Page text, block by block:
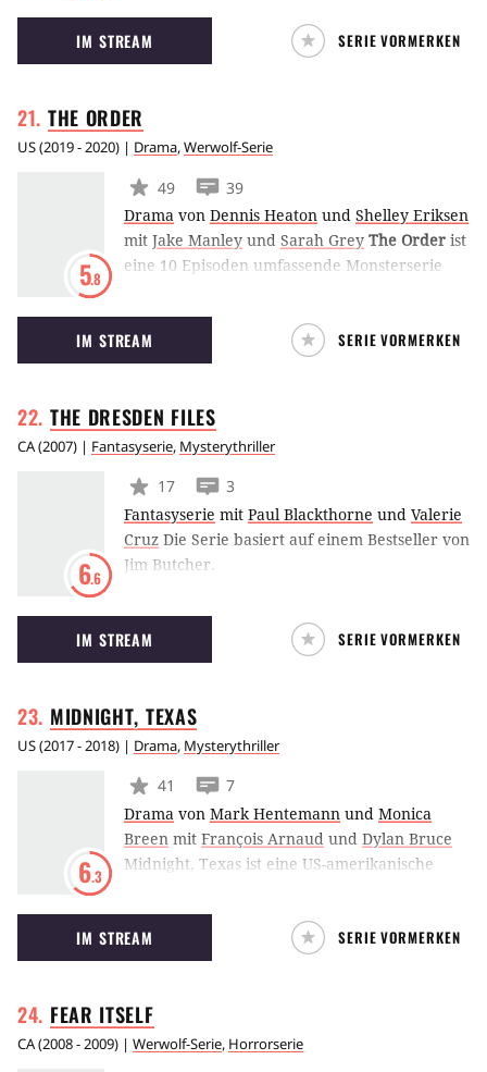
Dazu gehören auch die Eltern der 14-jährigen
Maddy, die sich zu jedem Vollmond selbst in
den Keller einsperren, weil sie zu Wölfen
und Tom gelten als Sonderlinge. Doch dann
kommt Rhydian neu an die Schule. Maddy
IM STREAM SERIE VORMERKEN
THE ORDER
US(2019 - 2020) | Drama,Werwolf-Serie
5.8
49
39
Drama von Dennis Heaton und Shelley Eriksen
mit Jake Manley und Sarah Grey The Order ist
eine 10 Episoden umfassende Monsterserie
einer geheimen Organisation beitritt, die ihn
in einen Krieg zwischen Werwölfen und
dunklen Magiern bringt. (LE)
IM STREAM SERIE VORMERKEN
THE DRESDEN FILES
CA(2007) | Fantasyserie, Mysterythriller
6.6
17
3
Fantasyserie mit Paul Blackthorne und Valerie
Cruz Die Serie basiert auf einem Bestseller von
Jim Butcher.
Privatdetektiv Harry Dresden, der
außergewöhnliche Zauberfähigkeiten besitzt.
IM STREAM SERIE VORMERKEN
MIDNIGHT, TEXAS
US(2017 - 2018) | Drama, Mysterythriller
6.3
41
7
Drama von Mark Hentemann und Monica
Breen mit François Arnaud und Dylan Bruce
Midnight, Texas ist eine US-amerikanische
2017 zum ersten Mal ausgestrahlt wurde und
auf dem gleichnamigen Romanreihe von
Charlaine Harris basiert. Irgendwo zwischen
Texas die Geschichte einer Kleinstadt, in der
Vampire, Hexen, Werwölfe und Engel Seite an
IM STREAM SERIE VORMERKEN
FEAR ITSELF
CA(2008 - 2009) | Werwolf-Serie, Horrorserie